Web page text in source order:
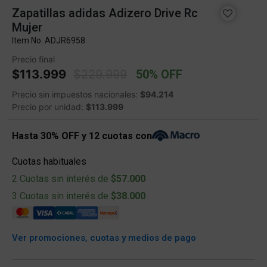
Zapatillas adidas Adizero Drive Rc
Mujer
Item No. ADJR6958
Precio final
$113.999 Price reduced from
50% OFF
Precio sin impuestos nacionales: $94.214
Precio por unidad: $113.999
Hasta 30% OFF y 12 cuotas con
Cuotas habituales
2 Cuotas sin interés de $57.000
3 Cuotas sin interés de $38.000
Ver promociones, cuotas y medios de pago